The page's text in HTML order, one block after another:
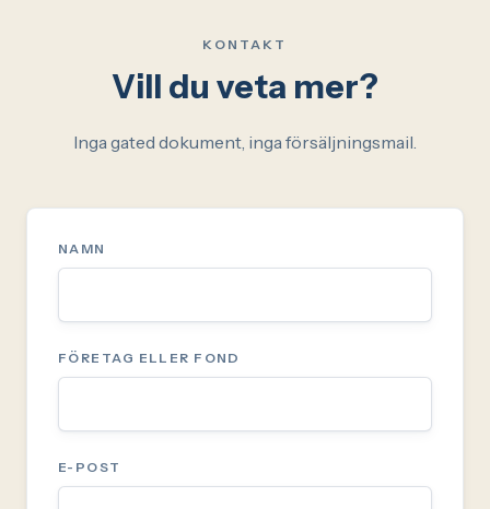
KONTAKT
Vill du veta mer?
Inga gated dokument, inga försäljningsmail.
NAMN
FÖRETAG ELLER FOND
E-POST